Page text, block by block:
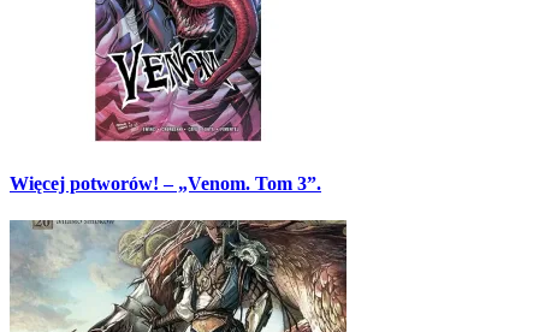
Więcej potworów! – „Venom. Tom 3”.